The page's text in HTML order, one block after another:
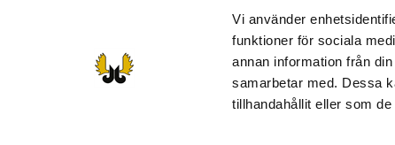
Vi använder
funktioner för sociala
annan information från
samarbetar med. Dessa
tillhandahållit eller som